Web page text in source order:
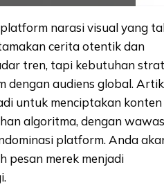
narasi visual yang
cerita otentik dan
tren, tapi kebutuhan
dengan audiens global.
untuk menciptakan konten
algoritma, dengan
platform. Anda
pesan merek menjadi